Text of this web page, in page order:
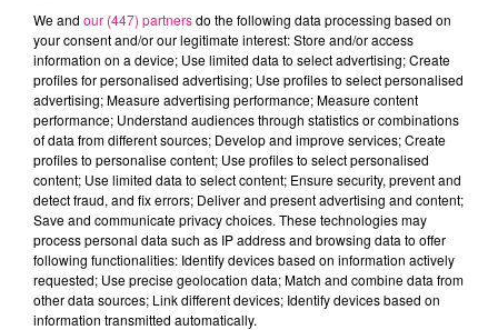
quartiers, pour son engagement politique sans faille
au service de ses concitoyens, particulièrement les
plus faibles et les plus démunis.
Pièce maîtresse dans le dispositif municipal, il avait
acquis, par son intelligence, sa finesse d’analyse, sa
technicité dans le domaine financier et par son
courage politique, le respect de tous.
Nous perdons un ami, un camarade, un homme dont
l’engagement politique et les convictions étaient
destinés à faire prévaloir le bien commun sur les
intérêts particuliers. »
We and our (447) partnersdo the following data processing based on
your consent and/or our legitimate interest: Store and/or access
information on a device; Use limited data to select advertising; Create
profiles for personalised advertising; Use profiles to select personalised
advertising; Measure advertising performance; Measure content
performance; Understand audiences through statistics or combinations
of data from different sources; Develop and improve services; Create
profiles to personalise content; Use profiles to select personalised
content; Use limited data to select content; Ensure security, prevent and
detect fraud, and fix errors; Deliver and present advertising and content;
Save and communicate privacy choices. These technologies may
process personal data such as IP address and browsing data to offer
following functionalities: Identify devices based on information actively
requested; Use precise geolocation data; Match and combine data from
other data sources; Link different devices; Identify devices based on
information transmitted automatically.